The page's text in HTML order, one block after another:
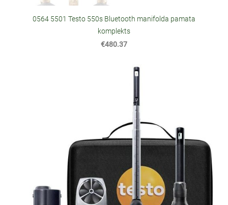
0564 5501 Testo 550s Bluetooth manifolda pamata
komplekts
€480.37